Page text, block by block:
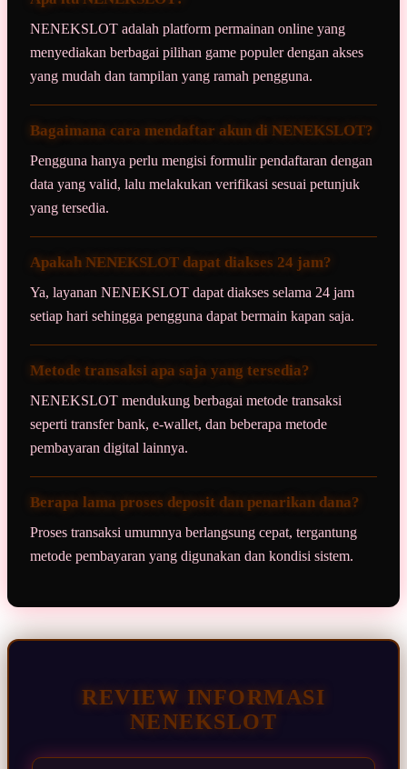
NENEKSLOT adalah platform permainan online yang
menyediakan berbagai pilihan game populer dengan akses
yang mudah dan tampilan yang ramah pengguna.
Bagaimana cara mendaftar akun di NENEKSLOT?
Pengguna hanya perlu mengisi formulir pendaftaran dengan
data yang valid, lalu melakukan verifikasi sesuai petunjuk
yang tersedia.
Apakah NENEKSLOT dapat diakses 24 jam?
Ya, layanan NENEKSLOT dapat diakses selama 24 jam
setiap hari sehingga pengguna dapat bermain kapan saja.
Metode transaksi apa saja yang tersedia?
NENEKSLOT mendukung berbagai metode transaksi
seperti transfer bank, e-wallet, dan beberapa metode
pembayaran digital lainnya.
Berapa lama proses deposit dan penarikan dana?
Proses transaksi umumnya berlangsung cepat, tergantung
metode pembayaran yang digunakan dan kondisi sistem.
REVIEW INFORMASI
NENEKSLOT